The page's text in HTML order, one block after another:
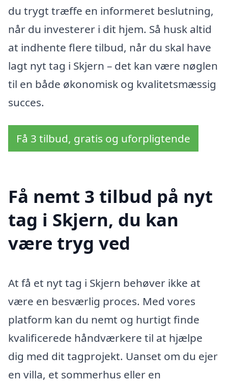
du trygt træffe en informeret beslutning,
når du investerer i dit hjem. Så husk altid
at indhente flere tilbud, når du skal have
lagt nyt tag i Skjern – det kan være nøglen
til en både økonomisk og kvalitetsmæssig
succes.
Få 3 tilbud, gratis og uforpligtende
Få nemt 3 tilbud på nyt
tag i Skjern, du kan
være tryg ved
At få et nyt tag i Skjern behøver ikke at
være en besværlig proces. Med vores
platform kan du nemt og hurtigt finde
kvalificerede håndværkere til at hjælpe
dig med dit tagprojekt. Uanset om du ejer
en villa, et sommerhus eller en